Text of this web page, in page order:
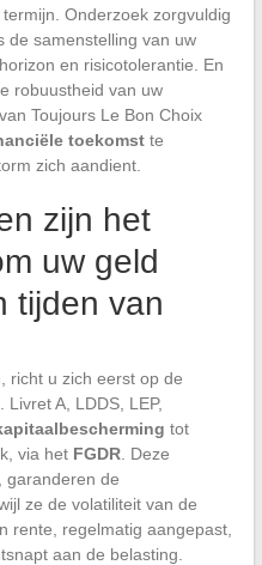
Onderzoek zorgvuldig
de samenstelling van uw
en risicotolerantie. En
robuustheid van uw
Toujours Le Bon Choix
toekomstte
zich aandient.
zijn het
uw geld
tijden van
richt u zich eerst op de
. Livret A, LDDS, LEP,
tot
via het FGDR. Deze
garanderen de
ze de volatiliteit van de
rente, regelmatig aangepast,
aan de belasting.